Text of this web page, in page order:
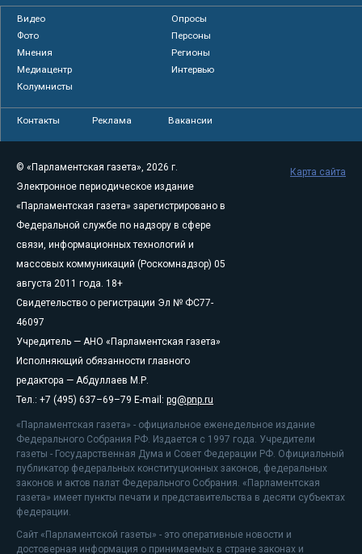
Видео
Опросы
Фото
Персоны
Мнения
Регионы
Медиацентр
Интервью
Колумнисты
Контакты Реклама Вакансии
© «Парламентская газета», 2026 г.
Электронное периодическое издание
«Парламентская газета» зарегистрировано в
Федеральной службе по надзору в сфере
связи, информационных технологий и
массовых коммуникаций (Роскомнадзор) 05
августа 2011 года. 18+
Свидетельство о регистрации Эл № ФС77-
46097
Учредитель — АНО «Парламентская газета»
Исполняющий обязанности главного
редактора — Абдуллаев М.Р.
Тел.: +7 (495) 637–69–79 E-mail: pg@pnp.ru
«Парламентская газета» - официальное еженедельное издание
Федерального Собрания РФ. Издается с 1997 года. Учредители
газеты - Государственная Дума и Совет Федерации РФ. Официальный
публикатор федеральных конституционных законов, федеральных
законов и актов палат Федерального Собрания. «Парламентская
газета» имеет пункты печати и представительства в десяти субъектах
федерации.
Сайт «Парламентской газеты» - это оперативные новости и
достоверная информация о принимаемых в стране законах и
Карта сайта